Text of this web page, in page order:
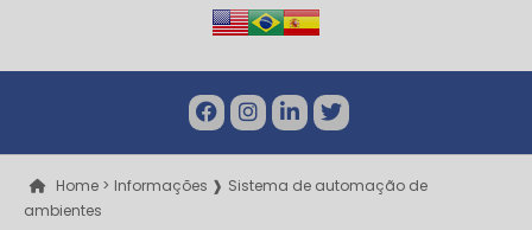
Home > Informações ❱ Sistema de automação de
ambientes